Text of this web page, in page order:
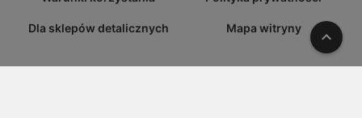
Dla sklepów detalicznych Mapa witryny W